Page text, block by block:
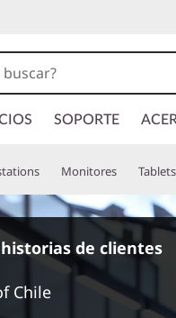
SOPORTE
Monitores Tablets
de clientes
Chile